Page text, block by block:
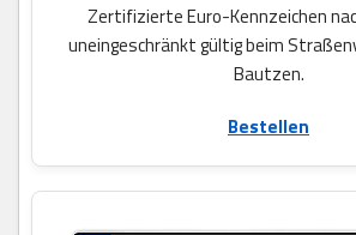
Zertifizierte Euro-Kennzeichen
uneingeschränkt gültig beim
Bautzen.
Bestellen